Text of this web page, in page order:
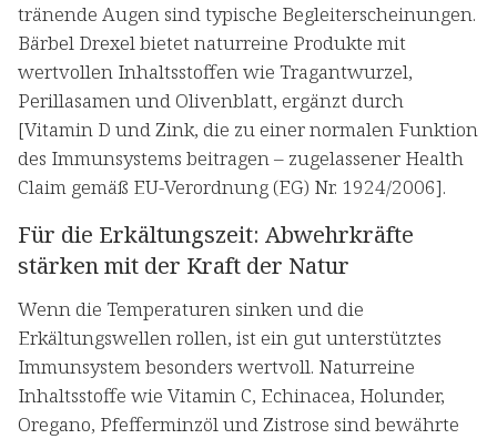
tränende Augen sind typische Begleiterscheinungen.
Bärbel Drexel bietet naturreine Produkte mit
wertvollen Inhaltsstoffen wie Tragantwurzel,
Perillasamen und Olivenblatt, ergänzt durch
[Vitamin D und Zink, die zu einer normalen Funktion
des Immunsystems beitragen – zugelassener Health
Claim gemäß EU-Verordnung (EG) Nr. 1924/2006].
Für die Erkältungszeit: Abwehrkräfte
stärken mit der Kraft der Natur
Wenn die Temperaturen sinken und die
Erkältungswellen rollen, ist ein gut unterstütztes
Immunsystem besonders wertvoll. Naturreine
Inhaltsstoffe wie Vitamin C, Echinacea, Holunder,
Oregano, Pfefferminzöl und Zistrose sind bewährte